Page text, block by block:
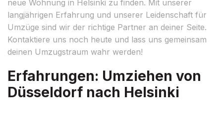
neue Wohnung in Helsinki zu finden. Mit unserer
langjährigen Erfahrung und unserer Leidenschaft für
Umzüge sind wir der richtige Partner an deiner Seite.
Kontaktiere uns noch heute und lass uns gemeinsam
deinen Umzugstraum wahr werden!
Erfahrungen: Umziehen von
Düsseldorf nach Helsinki